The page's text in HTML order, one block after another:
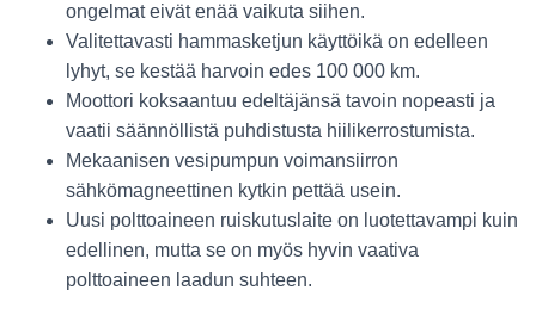
ongelmat eivät enää vaikuta siihen.
Valitettavasti hammasketjun käyttöikä on edelleen
lyhyt, se kestää harvoin edes 100 000 km.
Moottori koksaantuu edeltäjänsä tavoin nopeasti ja
vaatii säännöllistä puhdistusta hiilikerrostumista.
Mekaanisen vesipumpun voimansiirron
sähkömagneettinen kytkin pettää usein.
Uusi polttoaineen ruiskutuslaite on luotettavampi kuin
edellinen, mutta se on myös hyvin vaativa
polttoaineen laadun suhteen.